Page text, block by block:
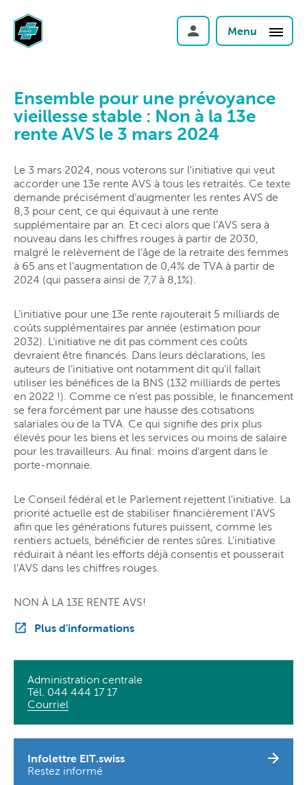
Menu
Ensemble pour une prévoyance
vieillesse stable : Non à la 13e
rente AVS le 3 mars 2024
Le 3 mars 2024, nous voterons sur l'initiative qui veut
accorder une 13e rente AVS à tous les retraités. Ce texte
demande précisément d’augmenter les rentes AVS de
8,3 pour cent, ce qui équivaut à une rente
supplémentaire par an. Et ceci alors que l’AVS sera à
nouveau dans les chiffres rouges à partir de 2030,
malgré le relèvement de l’âge de la retraite des femmes
à 65 ans et l’augmentation de 0,4% de TVA à partir de
2024 (qui passera ainsi de 7,7 à 8,1%).
L’initiative pour une 13e rente rajouterait 5 milliards de
coûts supplémentaires par année (estimation pour
2032). L’initiative ne dit pas comment ces coûts
devraient être financés. Dans leurs déclarations, les
auteurs de l’initiative ont notamment dit qu’il fallait
utiliser les bénéfices de la BNS (132 milliards de pertes
en 2022 !). Comme ce n’est pas possible, le financement
se fera forcément par une hausse des cotisations
salariales ou de la TVA. Ce qui signifie des prix plus
élevés pour les biens et les services ou moins de salaire
pour les travailleurs. Au final: moins d'argent dans le
porte-monnaie.
Le Conseil fédéral et le Parlement rejettent l'initiative. La
priorité actuelle est de stabiliser financièrement l'AVS
afin que les générations futures puissent, comme les
rentiers actuels, bénéficier de rentes sûres. L'initiative
réduirait à néant les efforts déjà consentis et pousserait
l’AVS dans les chiffres rouges.
NON À LA 13E RENTE AVS!
Plus d'informations
Administration centrale
Tél. 044 444 17 17
Courriel
Infolettre EIT.swiss
Restez informé